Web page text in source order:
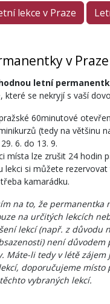
lekce v Praze
v Praze
letní
které se nekryjí s vaší
60minutové
(tedy na většinu
6. do 13. 9.
místa lze zrušit 24 hodin
lekci si můžete
kamarádku.
na to, že permanentka
na určitých lekcích
lekcí (např. z důvodu
není důvodem
Máte-li tedy v létě zájem
doporučujeme místo
vybraných lekcí.